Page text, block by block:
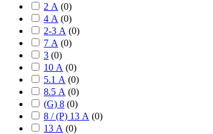
2 А (0)
4 А (0)
2-3 А (0)
7 А (0)
3 (0)
10 А (0)
5.1 А (0)
8.5 А (0)
(G) 8 (0)
8 / (P) 13 А (0)
13 А (0)